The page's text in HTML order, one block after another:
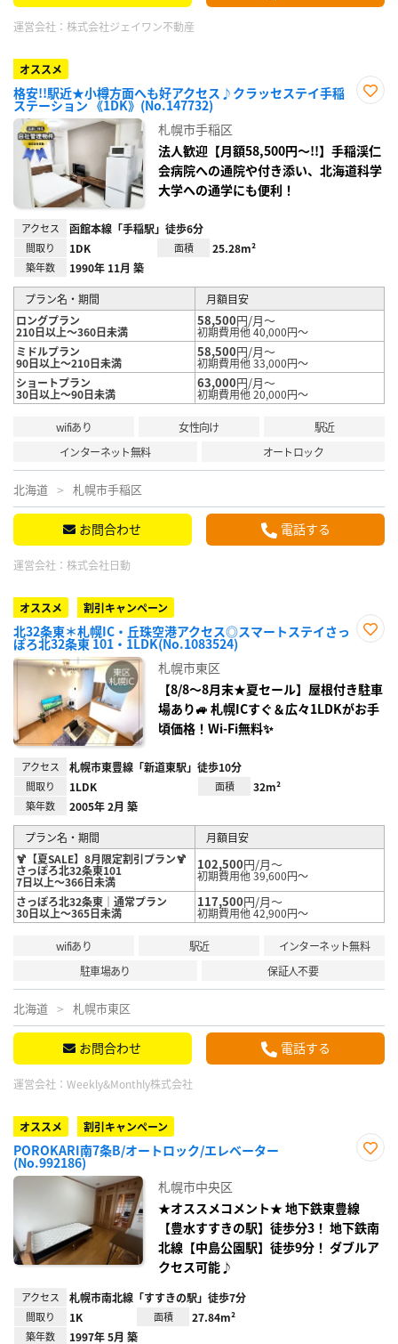
運営会社： 株式会社ジェイワン不動産
オススメ
格安!!駅近★小樽方面へも好アクセス♪クラッセステイ手稲
ステーション 《1DK》(No.147732)
録
札幌市手稲区
法人歓迎【月額58,500円～!!】手稲渓仁
会病院への通院や付き添い、北海道科学
大学への通学にも便利！
アクセス 函館本線「手稲駅」徒歩6分
間取り 1DK 面積 25.28m²
築年数 1990年 11月 築
プラン名・期間
月額目安
ロングプラン
210日以上～360日未満
58,500円/月～
初期費用他 40,000円～
ミドルプラン
90日以上～210日未満
58,500円/月～
初期費用他 33,000円～
ショートプラン
30日以上～90日未満
63,000円/月～
初期費用他 20,000円～
wifiあり 女性向け
駅近
インターネット無料
オートロック
北海道 札幌市手稲区
お問合わせ 電話する
運営会社： 株式会社日動
オススメ 割引キャンペーン
北32条東＊札幌IC・丘珠空港アクセス◎スマートステイさっ
ぽろ北32条東 101・1LDK(No.1083524)
録
札幌市東区
【8/8〜8月末★夏セール】屋根付き駐車
場あり🚙 札幌ICすぐ＆広々1LDKがお手
頃価格！Wi-Fi無料✨
アクセス 札幌市東豊線「新道東駅」徒歩10分
間取り 1LDK 面積 32m²
築年数 2005年 2月 築
プラン名・期間
月額目安
🍹【夏SALE】8月限定割引プラン🍹
さっぽろ北32条東101
7日以上～366日未満
102,500円/月～
初期費用他 39,600円～
さっぽろ北32条東｜通常プラン
30日以上～365日未満
117,500円/月～
初期費用他 42,900円～
wifiあり 駅近
インターネット無料
駐車場あり
保証人不要
北海道 札幌市東区
お問合わせ 電話する
運営会社： Weekly&Monthly株式会社
オススメ 割引キャンペーン
POROKARI南7条B/オートロック/エレベーター
(No.992186)
録
札幌市中央区
★オススメコメント★ 地下鉄東豊線
【豊水すすきの駅】徒歩分3！ 地下鉄南
北線【中島公園駅】徒歩9分！ ダブルア
クセス可能♪
アクセス 札幌市南北線「すすきの駅」徒歩7分
間取り 1K 面積 27.84m²
築年数 1997年 5月 築